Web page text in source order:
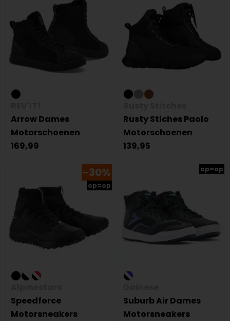
Arrow Dames
Motorschoenen
169,99
Rusty Stiches Paolo
Motorschoenen
139,95
-30%
op=op
Speedforce
Motorsneakers
op=op
Suburb Air Dames
Motorsneakers